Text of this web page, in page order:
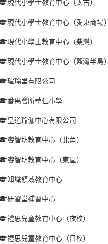
現代小學士教育中心（太古）
現代小學士教育中心（愛東商場）
現代小學士教育中心（柴灣）
現代小學士教育中心（藍灣半島）
瑄瑜堂有限公司
番禺會所華仁小學
皇道瑜伽中心有限公司
睿智坊教育中心（北角）
睿智坊教育中心（東區）
知識領域教育中心
研習堂補習中心
禮思兒童教育中心（夜校）
禮思兒童教育中心（日校）